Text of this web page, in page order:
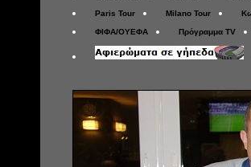
Paris Tour Milano Tour
ΦΙΦΑ/ΟΥΕΦΑ Πρόγραμμα TV